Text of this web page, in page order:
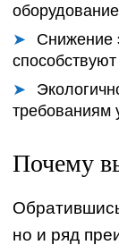
Снижение
требованиям
Почему
но и ряд